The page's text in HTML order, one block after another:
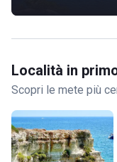
Località in
Scopri le mete più